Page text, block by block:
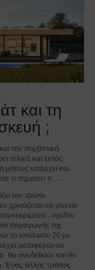
και τη
;
την συμβατική
τελικά και εκτός
μήπως υπάρχει και
τι σημαίνει τι ….
τον τρόπο
χρειάζεται να γίνεται
, σχεδόν
παραγωγής της
το υπόλοιπο 20 με
μεταφέρονται
θα συνδεθούν και θα
Ένας άλλος τρόπος